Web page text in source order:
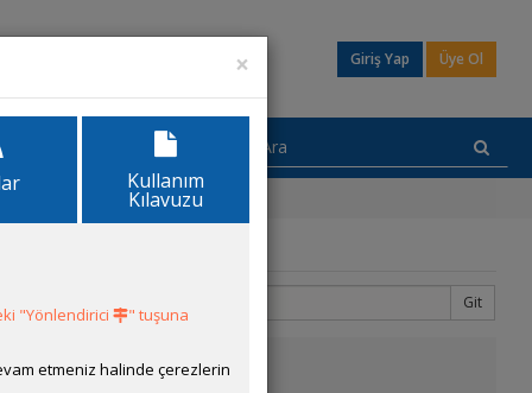
Giriş Yap Üye Ol
Git
×
Kullanım
Kılavuzu
"Yönlendirici
" tuşuna
etmeniz halinde çerezlerin